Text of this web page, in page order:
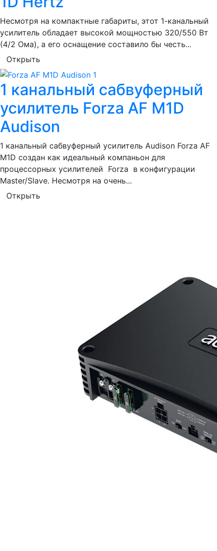
Несмотря на компактные габариты, этот 1-канальный
усилитель обладает высокой мощностью 320/550 Вт
(4/2 Ома), а его оснащение составило бы честь...
Открыть
1 канальный сабвуферный
усилитель Forza AF M1D
Audison
1 канальный сабвуферный усилитель Audison Forza AF
М1D создан как идеальный компаньон для
процессорных усилителей Forza в конфигурации
Master/Slave. Несмотря на очень...
Открыть